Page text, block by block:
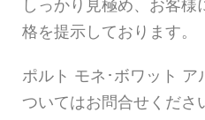
しっかり見極め、お客
格を提示しております。
ポルト モネ･ボワット
ついてはお問合せくださ